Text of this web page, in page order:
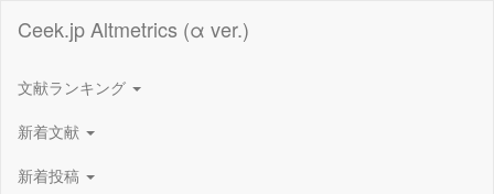
Ceek.jp Altmetrics (α ver.)
文献ランキング
新着文献
新着投稿